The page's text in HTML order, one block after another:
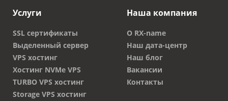
Услуги
SSL сертификаты
Выделенный сервер
VPS хостинг
Хостинг NVMe VPS
TURBO VPS хостинг
Storage VPS хостинг
Наша компания
О RX-name
Наш дата-центр
Наш блог
Вакансии
Контакты